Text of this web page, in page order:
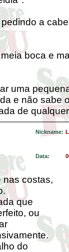
a
boca e
uma
e não sabe
de
Nickname:
Data:
nas costas,
que
ou
do